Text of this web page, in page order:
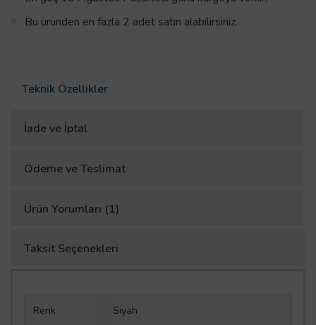
Bu üründen en fazla 2 adet satın alabilirsiniz.
Teknik Özellikler
İade ve İptal
Ödeme ve Teslimat
Ürün Yorumları (1)
Taksit Seçenekleri
Renk Siyah